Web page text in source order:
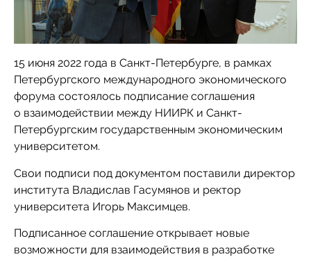
15 июня 2022 года в Санкт-Петербурге, в рамках
Петербургского международного экономического
форума состоялось подписание соглашения
о взаимодействии между НИИРК и Санкт-
Петербургским государственным экономическим
университетом.
Свои подписи под документом поставили директор
института Владислав Гасумянов и ректор
университета Игорь Максимцев.
Подписанное соглашение открывает новые
возможности для взаимодействия в разработке